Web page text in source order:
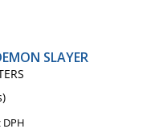
SLAYER
DPH